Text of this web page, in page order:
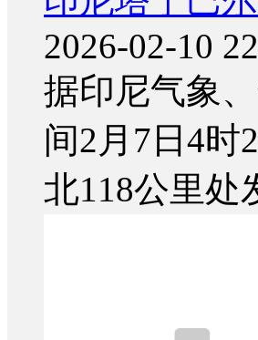
2026-02-10
据印尼气象
间2月7日4时
北118公里处